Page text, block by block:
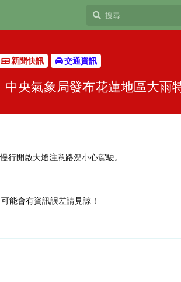
新聞快訊 交通資訊
中央氣象局發布花蓮地區大雨
行開啟大燈注意路況小心駕駛。
能會有資訊誤差請見諒！